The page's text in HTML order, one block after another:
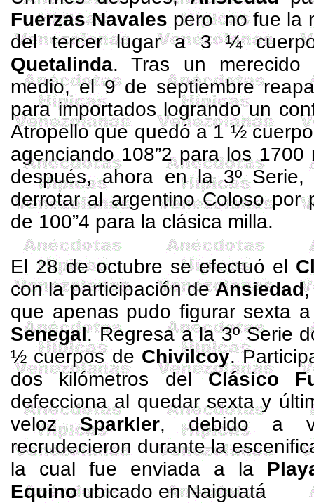
Fuerzas Navales pero no fue la
del tercer lugar a 3 ¼
Quetalinda. Tras un merecido
medio, el 9 de septiembre
para importados logrando un
Atropello que quedó a 1 ½
agenciando 108”2 para los1700
después, ahora enla3º Serie,
derrotar al argentino Coloso por
de 100”4 para la clásica milla.
El 28 de octubre se efectuó el
con la participación deAnsiedad,
que apenas pudo figurar sexta
Senegal. Regresa a la 3º Serie
½ cuerpos de Chivilcoy.
dos kilómetros delClásico
defecciona al quedar sexta y
velozSparkler, debido a
recrudecieron durante la
la cual fue enviada a la
Equinoubicado enNaiguatá